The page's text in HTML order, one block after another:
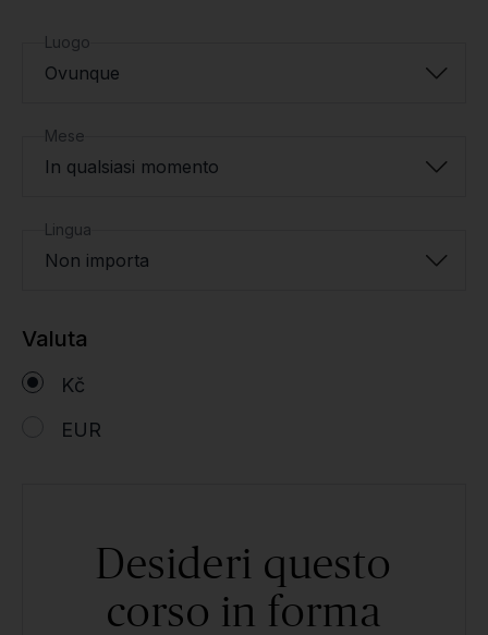
Luogo
Ovunque
Mese
In qualsiasi momento
Lingua
Non importa
Valuta
Kč
EUR
Desideri questo
corso in forma